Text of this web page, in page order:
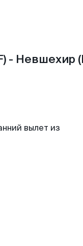
- Невшехир
вылет из